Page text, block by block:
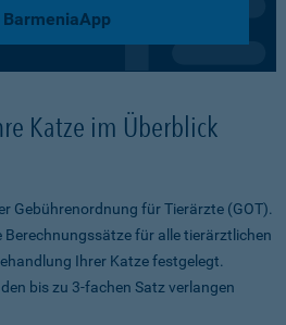
Katze im Überblick
Gebührenordnung für Tierärzte (GOT).
Berechnungssätze für alle tierärztlichen
Ihrer Katze festgelegt.
bis zu 3-fachen Satz verlangen